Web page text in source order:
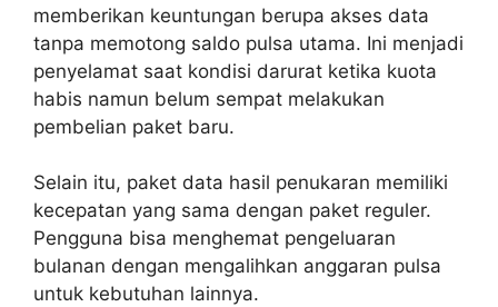
memberikan keuntungan berupa akses data
tanpa memotong saldo pulsa utama. Ini menjadi
penyelamat saat kondisi darurat ketika kuota
habis namun belum sempat melakukan
pembelian paket baru.
Selain itu, paket data hasil penukaran memiliki
kecepatan yang sama dengan paket reguler.
Pengguna bisa menghemat pengeluaran
bulanan dengan mengalihkan anggaran pulsa
untuk kebutuhan lainnya.